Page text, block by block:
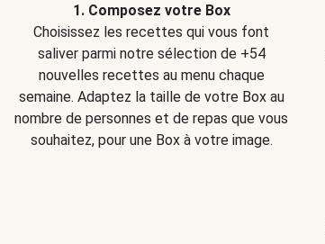
1. Composez votre Box
Choisissez les recettes qui vous font
saliver parmi notre sélection de +54
nouvelles recettes au menu chaque
semaine. Adaptez la taille de votre Box au
nombre de personnes et de repas que vous
souhaitez, pour une Box à votre image.